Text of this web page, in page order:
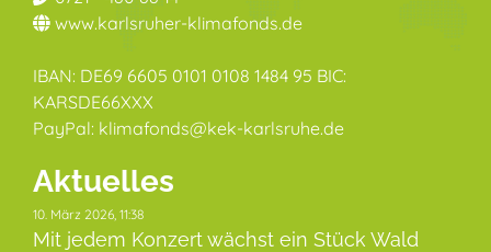
www.karlsruher-klimafonds.de
IBAN: DE69 6605 0101 0108 1484 95 BIC:
KARSDE66XXX
PayPal: klimafonds@kek-karlsruhe.de
Aktuelles
10. März 2026, 11:38
Mit jedem Konzert wächst ein Stück Wald